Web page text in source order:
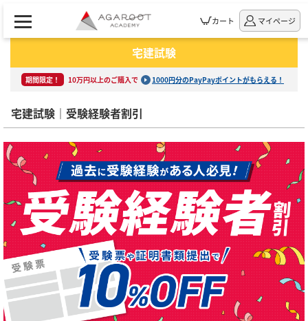
カート マイページ
宅建試験
期間限定！ 10万円以上のご購入で 1000円分のPayPayポイントがもらえる！
宅建試験｜受験経験者割引